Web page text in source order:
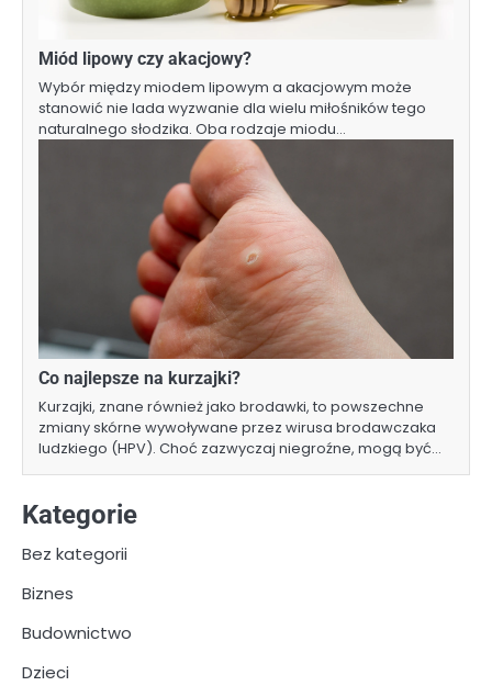
Miód lipowy czy akacjowy?
Wybór między miodem lipowym a akacjowym może
stanowić nie lada wyzwanie dla wielu miłośników tego
naturalnego słodzika. Oba rodzaje miodu…
Co najlepsze na kurzajki?
Kurzajki, znane również jako brodawki, to powszechne
zmiany skórne wywoływane przez wirusa brodawczaka
ludzkiego (HPV). Choć zazwyczaj niegroźne, mogą być…
Kategorie
Bez kategorii
Biznes
Budownictwo
Dzieci